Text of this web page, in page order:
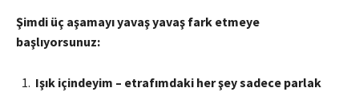
Şimdi üç aşamayı yavaş yavaş fark etmeye
başlıyorsunuz:
Işık içindeyim – etrafımdaki her şey sadece parlak